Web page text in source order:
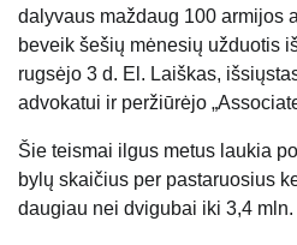
dalyvaus maždaug 100 armijos
beveik šešių mėnesių užduotis
rugsėjo 3 d. El. Laiškas,
advokatui ir peržiūrėjo
Šie teismai ilgus metus laukia
bylų skaičius per pastaruosius
daugiau nei dvigubai iki 3,4 mln.